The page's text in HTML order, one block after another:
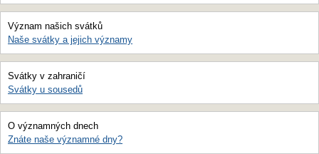
Význam našich svátků
Naše svátky a jejich významy
Svátky v zahraničí
Svátky u sousedů
O významných dnech
Znáte naše významné dny?